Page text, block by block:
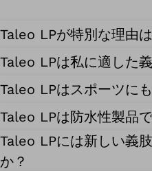
Taleo LPが特別な理由
Taleo LPは私に適した
Taleo LPはスポーツに
Taleo LPは防水性製品
Taleo LPには新しい義
か？